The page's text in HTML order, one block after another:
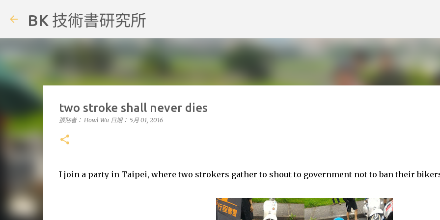
BK 技術書研究所
two stroke shall never dies
張貼者： Howl Wu 日期： 5月 01, 2016
I join a party in Taipei, where two strokers gather to shout to government not to ban their